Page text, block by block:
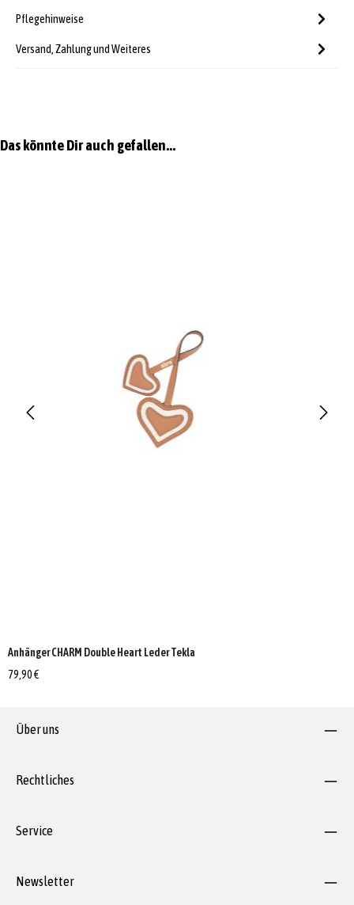
Pflegehinweise
Versand, Zahlung und Weiteres
Produktgalerie überspringen
Das könnte Dir auch gefallen...
Anhänger CHARM Double Heart Leder Tekla
79,90 €
Über uns
Rechtliches
Service
Newsletter